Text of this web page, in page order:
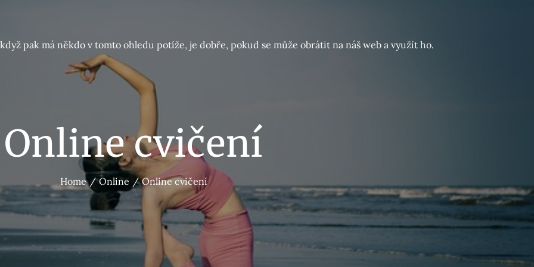
pak má někdo v tomto ohledu potíže, je dobře, pokud se může obrátit na náš web a využít ho.
Online cvičení
Home Online Online cvičení